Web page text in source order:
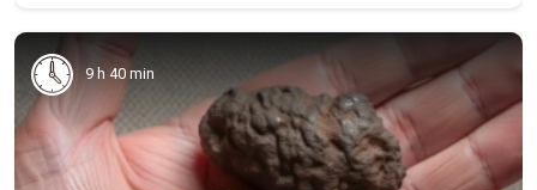
9 h 40 min